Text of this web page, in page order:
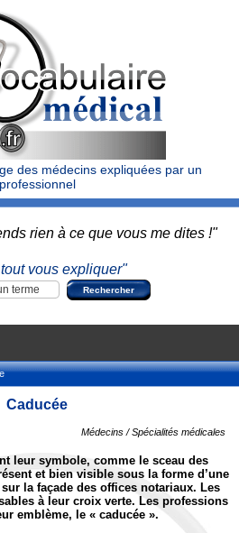
des médecins expliquées par un
professionnel
rien à ce que vous me dites !"
vous expliquer"
Caducée
Médecins / Spécialités médicales
leur symbole, comme le sceau des
et bien visible sous la forme d’une
la façade des offices notariaux. Les
à leur croix verte. Les professions
emblème, le « caducée ».